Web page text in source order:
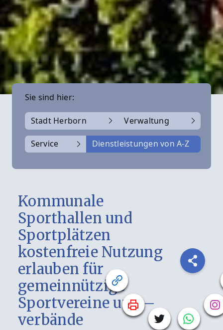
Sie sind hier:
Stadt Herborn Verwaltung
Service Dienstleistungen von A-Z
Kommunale
Sporthallen und
Sportplätzen
kostenfreie Nutzung
erlauben für
gemeinnützige
Sportvereine und –
verbände